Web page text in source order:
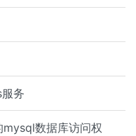
务
数据库访问权